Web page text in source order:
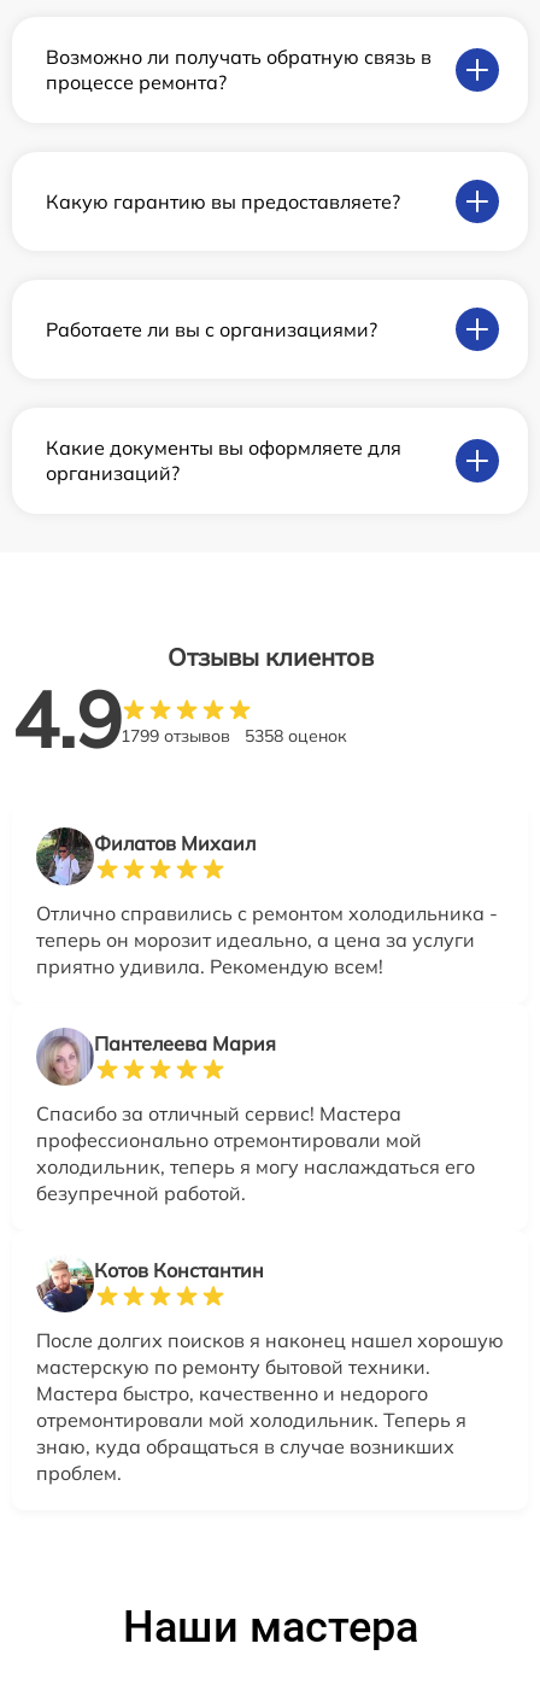
Возможно ли получать обратную связь в
процессе ремонта?
Какую гарантию вы предоставляете?
Работаете ли вы с организациями?
Какие документы вы оформляете для
организаций?
Отзывы клиентов
4.91799 отзывов 5358 оценок
Филатов Михаил
Отлично справились с ремонтом холодильника -
теперь он морозит идеально, а цена за услуги
приятно удивила. Рекомендую всем!
Пантелеева Мария
Спасибо за отличный сервис! Мастера
профессионально отремонтировали мой
холодильник, теперь я могу наслаждаться его
безупречной работой.
Котов Константин
После долгих поисков я наконец нашел хорошую
мастерскую по ремонту бытовой техники.
Мастера быстро, качественно и недорого
отремонтировали мой холодильник. Теперь я
знаю, куда обращаться в случае возникших
проблем.
Наши мастера